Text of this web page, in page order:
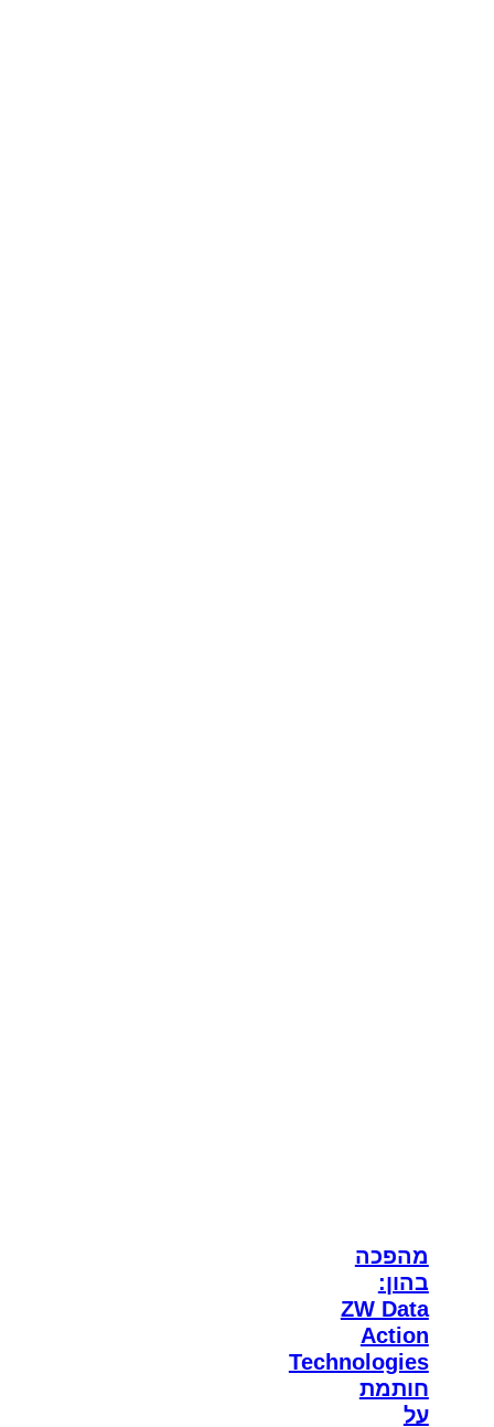
מהפכה
בהון:
ZW Data
Action
Technologies
חותמת
על